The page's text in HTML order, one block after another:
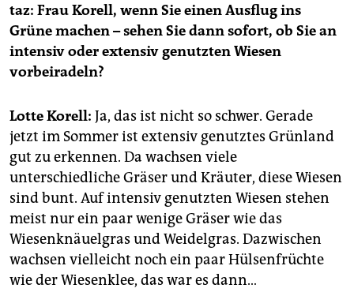
abo
genossenschaft
taz: Frau Korell, wenn Sie einen Ausflug ins
Grüne machen – sehen Sie dann sofort, ob Sie an
intensiv oder extensiv genutzten Wiesen
vorbeiradeln?
Lotte Korell: Ja, das ist nicht so schwer. Gerade
jetzt im Sommer ist extensiv genutztes Grünland
gut zu erkennen. Da wachsen viele
unterschiedliche Gräser und Kräuter, diese Wiesen
sind bunt. Auf intensiv genutzten Wiesen stehen
meist nur ein paar wenige Gräser wie das
Wiesenknäuelgras und Weidelgras. Dazwischen
wachsen vielleicht noch ein paar Hülsenfrüchte
wie der Wiesenklee, das war es dann…